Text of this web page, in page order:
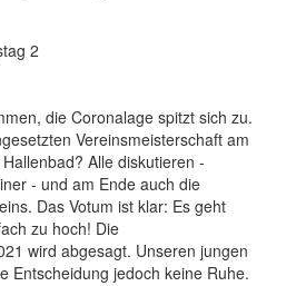
die Coronalage spitzt sich zu.
Vereinsmeisterschaft am
Alle diskutieren -
- und am Ende auch die
Das Votum ist klar: Es geht
zu hoch! Die
wird abgesagt. Unseren jungen
Entscheidung jedoch keine Ruhe.